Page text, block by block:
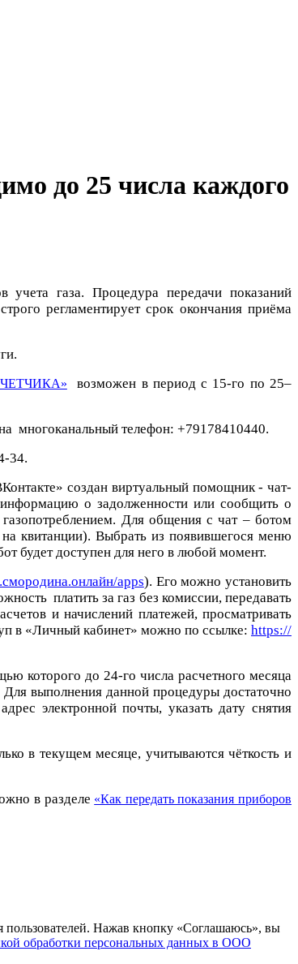
до 25 числа каждого
газа. Процедура передачи показаний
регламентирует срок окончания приёма
возможен в период с 15-го по 25–
многоканальный телефон: +79178410440.
34.
создан виртуальный помощник - чат-
информацию о задолженности или сообщить о
Для общения с чат – ботом
квитанции). Выбрать из появившегося меню
будет доступен для него в любой момент.
apps). Его можно установить
платить за газ без комиссии, передавать
и начислений платежей, просматривать
в «Личный кабинет» можно по ссылке: https://
которого до 24-го числа расчетного месяца
выполнения данной процедуры достаточно
электронной почты, указать дату снятия
в текущем месяце, учитываются чёткость и
в разделе «Как передать показания приборов
Нажав кнопку «Соглашаюсь», вы
обработки персональных данных в ООО